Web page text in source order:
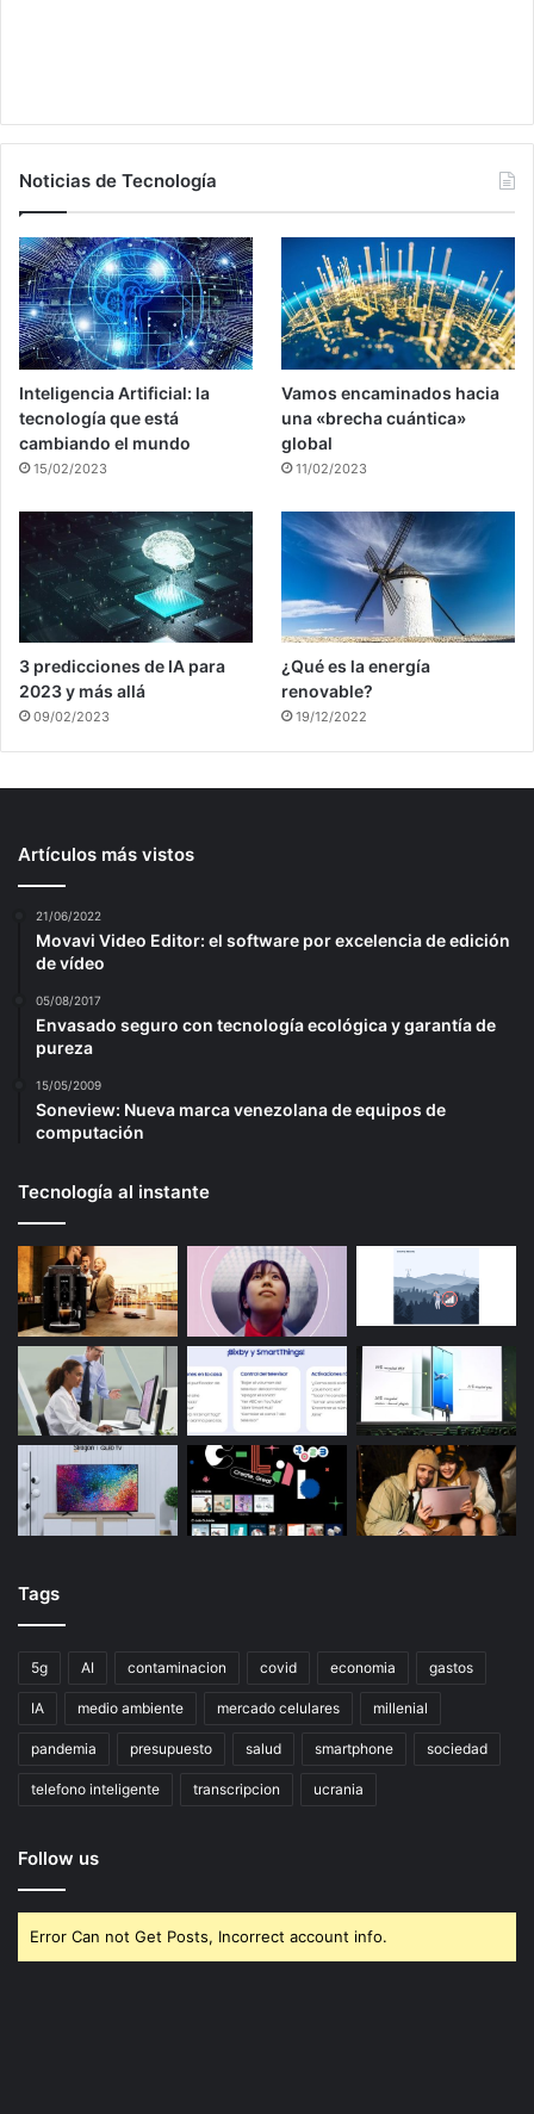
Noticias de Tecnología
Inteligencia Artificial: la
tecnología que está
cambiando el mundo
15/02/2023
Vamos encaminados hacia
una «brecha cuántica»
global
11/02/2023
3 predicciones de IA para
2023 y más allá
09/02/2023
¿Qué es la energía
renovable?
19/12/2022
Artículos más vistos
21/06/2022
Movavi Video Editor: el software por excelencia de edición
de vídeo
05/08/2017
Envasado seguro con tecnología ecológica y garantía de
pureza
15/05/2009
Soneview: Nueva marca venezolana de equipos de
computación
Tecnología al instante
Tags
5g AI contaminacion covid economia gastos
IA medio ambiente mercado celulares millenial
pandemia presupuesto salud smartphone sociedad
telefono inteligente transcripcion ucrania
Follow us
Error Can not Get Posts, Incorrect account info.